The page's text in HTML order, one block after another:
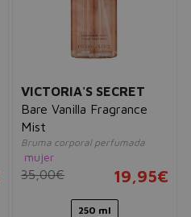
VICTORIA'S SECRET
Bare Vanilla Fragrance
Mist
Bruma corporal perfumada
mujer
35,00€ 19,95€
250 ml